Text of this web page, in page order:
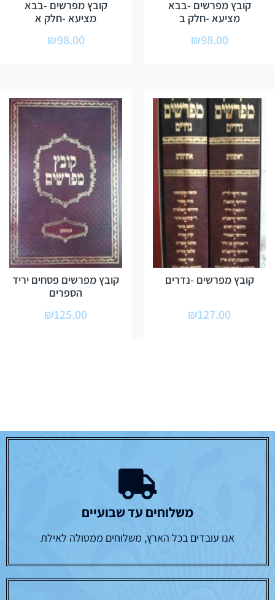
קובץ מפרשים -בבא
מציעא -חלק ב
₪98.00
קובץ מפרשים -בבא
מציעא -חלק א
₪98.00
קובץ מפרשים -נדרים
₪127.00
קובץ מפרשים פסחים יריד
הספרים
₪125.00
משלוחים עד שבועיים
אנו עובדים בכל הארץ, משלוחים ממטולה לאילת